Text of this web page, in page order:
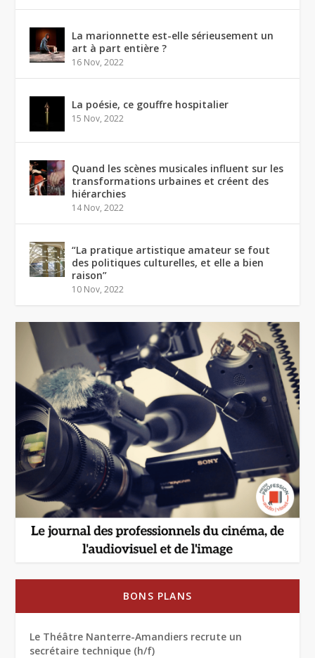
La marionnette est-elle sérieusement un
art à part entière ?
16 Nov, 2022
La poésie, ce gouffre hospitalier
15 Nov, 2022
Quand les scènes musicales influent sur les
transformations urbaines et créent des
hiérarchies
14 Nov, 2022
“La pratique artistique amateur se fout
des politiques culturelles, et elle a bien
raison”
10 Nov, 2022
BONS PLANS
Le Théâtre Nanterre-Amandiers recrute un
secrétaire technique (h/f)